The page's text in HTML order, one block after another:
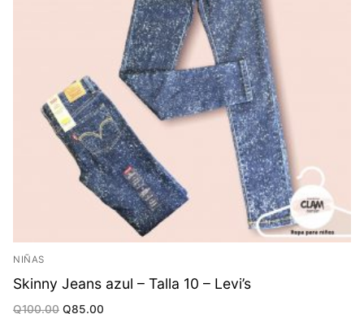
NIÑAS
Skinny Jeans azul – Talla 10 – Levi’s
Q100.00 Original
Q85.00